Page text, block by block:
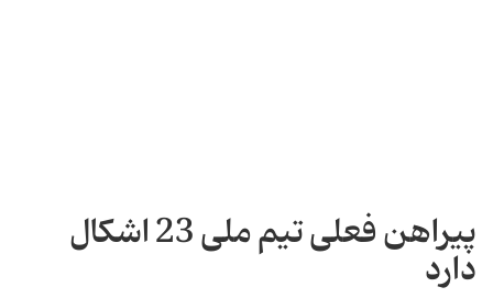
پیراهن فعلی تیم ملی 23 اشکال
دارد